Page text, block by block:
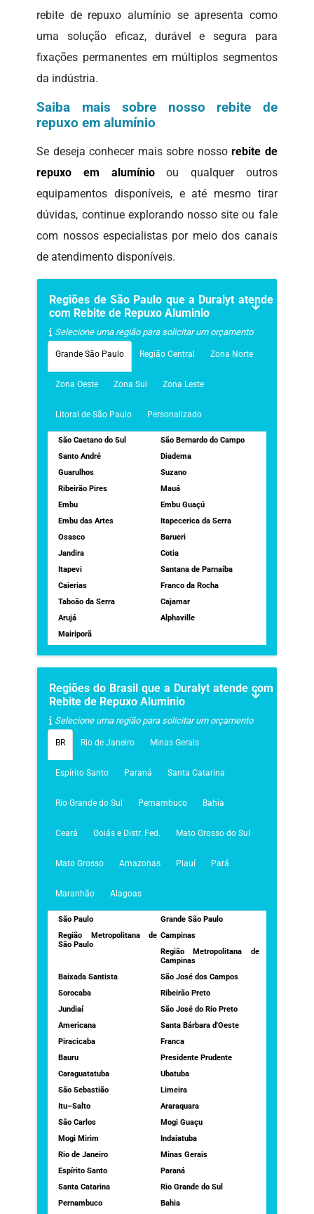
rebite de repuxo alumínio se apresenta como
uma solução eficaz, durável e segura para
fixações permanentes em múltiplos segmentos
da indústria.
Saiba mais sobre nosso rebite de
repuxo em alumínio
Se deseja conhecer mais sobre nossorebite de
repuxo em alumínioou qualquer outros
equipamentos disponíveis, e até mesmo tirar
dúvidas, continue explorando nosso site ou fale
com nossos especialistas por meio dos canais
de atendimento disponíveis.
Regiões de São Paulo que a Duralyt atende
com Rebite de Repuxo Aluminio
Selecione uma região para solicitar um orçamento
Grande São Paulo Região Central Zona Norte
Zona Oeste Zona Sul Zona Leste
Litoral de São Paulo Personalizado
São Caetano do Sul
São Bernardo do Campo
Santo André
Diadema
Guarulhos
Suzano
Ribeirão Pires
Mauá
Embu
Embu Guaçú
Embu das Artes
Itapecerica da Serra
Osasco
Barueri
Jandira
Cotia
Itapevi
Santana de Parnaíba
Caierias
Franco da Rocha
Taboão da Serra
Cajamar
Arujá
Alphaville
Mairiporã
Regiões do Brasil que a Duralyt atende com
Rebite de Repuxo Aluminio
Selecione uma região para solicitar um orçamento
BR Rio de Janeiro Minas Gerais
Espírito Santo Paraná Santa Catarina
Rio Grande do Sul Pernambuco Bahia
Ceará Goiás e Distr. Fed. Mato Grosso do Sul
Mato Grosso Amazonas Piauí Pará
Maranhão Alagoas
São Paulo
Grande São Paulo
Região Metropolitana de
São Paulo
Campinas
Região Metropolitana de
Campinas
Baixada Santista
São José dos Campos
Sorocaba
Ribeirão Preto
Jundiaí
São José do Rio Preto
Americana
Santa Bárbara d'Oeste
Piracicaba
Franca
Bauru
Presidente Prudente
Caraguatatuba
Ubatuba
São Sebastião
Limeira
Itu–Salto
Araraquara
São Carlos
Mogi Guaçu
Mogi Mirim
Indaiatuba
Rio de Janeiro
Minas Gerais
Espírito Santo
Paraná
Santa Catarina
Rio Grande do Sul
Pernambuco
Bahia